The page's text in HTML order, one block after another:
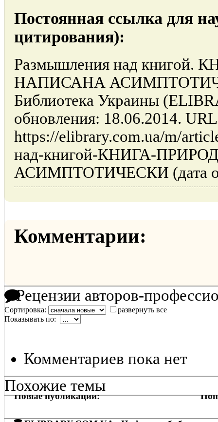
Постоянная ссылка для
цитирования):
Размышления над
НАПИСАНА
Библиотека Украины
обновления: 18.06.2014.
https://elibrary.com.ua/m/
над-книгой-КНИГА-
АСИМПТОТИЧЕСКИ (дата
Комментарии:
Рецензии авторов-
Сортировка:
развернуть все
Показывать по:
Комментариев пока нет
Похожие темы
Новые публикации: